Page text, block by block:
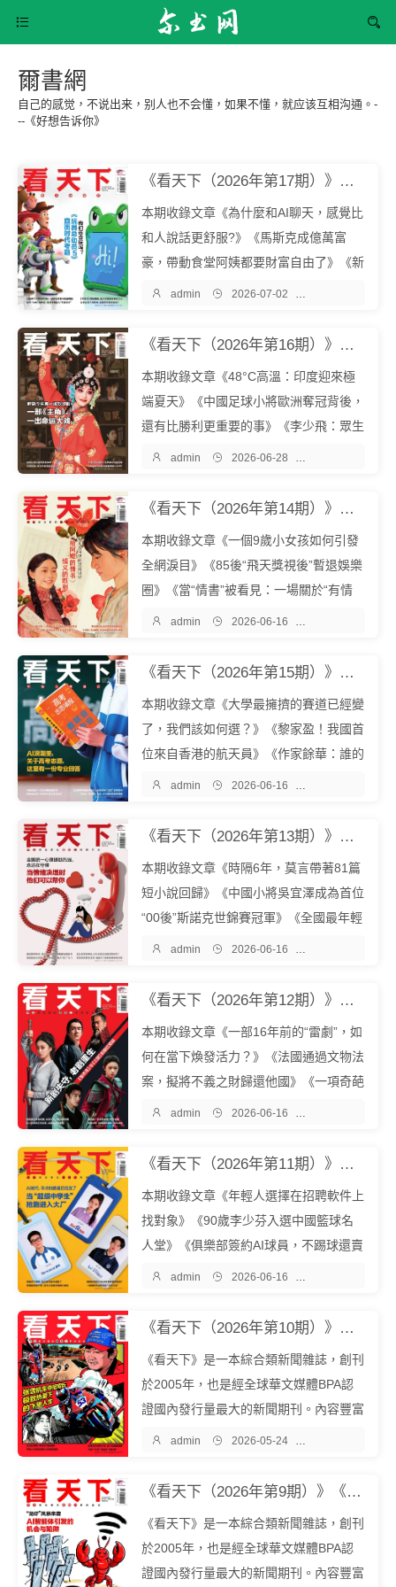


爾書網
自己的感觉，不说出来，别人也不会懂，如果不懂，就应该互相沟通。-
--《好想告诉你》
《看天下（2026年第17期）》《看天下》雜誌社『中文EPUB電子書下載 - 爾書網』
本期收錄文章《為什麼和AI聊天，感覺比
和人說話更舒服?》《馬斯克成億萬富
豪，帶動食堂阿姨都要財富自由了》《新
書“AI味”引爭議，部分讀者陷入“信任危
雜誌，創刊於2005年，也是經全球華文
刊。...
 admin  2026-07-02 
《看天下（2026年第16期）》《看天下》雜誌社『中文EPUB電子書下載 - 爾書網』
本期收錄文章《48°C高溫：印度迎來極
端夏天》《中國足球小將歐洲奪冠背後，
還有比勝利更重要的事》《李少飛：眾生
皆在“妝”中，眾生皆是主角》等。《看天
5年，也是經全球華文媒體BPA認證國內
包含...
 admin  2026-06-28 
《看天下（2026年第14期）》《看天下》雜誌社『中文EPUB電子書下載 - 爾書網』
本期收錄文章《一個9歲小女孩如何引發
全網淚目》《85後“飛天獎視後”暫退娛樂
圈》《當“情書”被看見：一場關於“有情
有義”的漫長敘述》等。《看天下》是一
是經全球華文媒體BPA認證國內發行量最
 admin  2026-06-16 
《看天下（2026年第15期）》《看天下》雜誌社『中文EPUB電子書下載 - 爾書網』
本期收錄文章《大學最擁擠的賽道已經變
了，我們該如何選？》《黎家盈！我國首
位來自香港的航天員》《作家餘華：誰的
人生不是毛坯開局？》等。《看天下》是
也是經全球華文媒體BPA認證國內發行量
政、財...
 admin  2026-06-16 
《看天下（2026年第13期）》《看天下》雜誌社『中文EPUB電子書下載 - 爾書網』
本期收錄文章《時隔6年，莫言帶著81篇
短小說回歸》《中國小將吳宜澤成為首位
“00後”斯諾克世錦賽冠軍》《全國最年輕
的熱線托住一群情緒崩潰的人》等。《看
005年，也是經全球華文媒體BPA認證國
 admin  2026-06-16 
《看天下（2026年第12期）》《看天下》雜誌社『中文EPUB電子書下載 - 爾書網』
本期收錄文章《一部16年前的“雷劇”，如
何在當下煥發活力？》《法國通過文物法
案，擬將不義之財歸還他國》《一項奇葩
法律背後的豪宅爭奪戰》等。《看天下》
年，也是經全球華文媒體BPA認證國內發
含...
 admin  2026-06-16 
《看天下（2026年第11期）》《看天下》雜誌社『中文EPUB電子書下載 - 爾書網』
本期收錄文章《年輕人選擇在招聘軟件上
找對象》《90歲李少芬入選中國籃球名
人堂》《俱樂部簽約AI球員，不踢球還賣
出5位數》等。《看天下》是一本綜合類
華文媒體BPA認證國內發行量最大的新聞
科...
 admin  2026-06-16 
《看天下（2026年第10期）》《看天下》雜誌社『中文EPUB電子書下載 - 爾書網』
《看天下》是一本綜合類新聞雜誌，創刊
於2005年，也是經全球華文媒體BPA認
證國內發行量最大的新聞期刊。內容豐富
多元，包含時政、財經、科技、文化、娛
者展現更廣闊的世界和人生的更多可能。
 admin  2026-05-24 
《看天下（2026年第9期）》《看天下》雜誌社『中文EPUB電子書下載 - 爾書網』
《看天下》是一本綜合類新聞雜誌，創刊
於2005年，也是經全球華文媒體BPA認
證國內發行量最大的新聞期刊。內容豐富